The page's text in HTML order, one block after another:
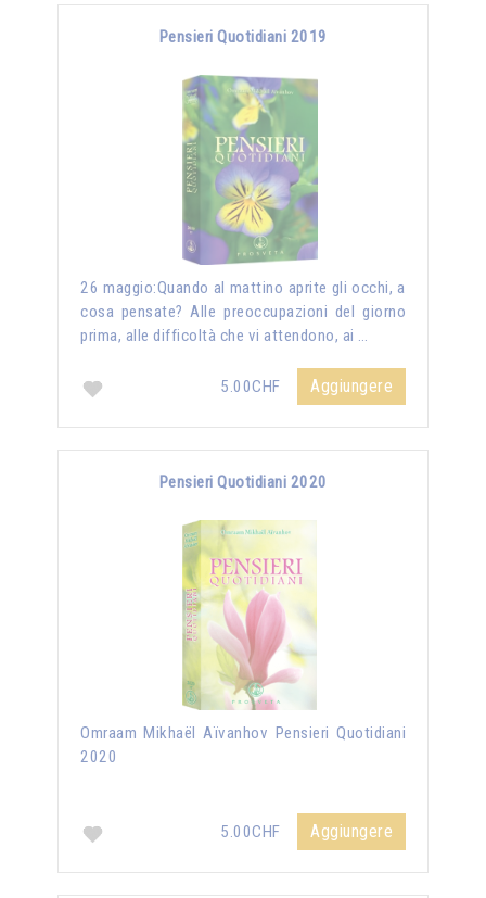
Pensieri Quotidiani 2019
26 maggio:Quando al mattino aprite gli occhi, a
cosa pensate? Alle preoccupazioni del giorno
prima, alle difficoltà che vi attendono, ai …
5.00CHF Aggiungere
Pensieri Quotidiani 2020
Omraam Mikhaël Aïvanhov Pensieri Quotidiani
2020
5.00CHF Aggiungere